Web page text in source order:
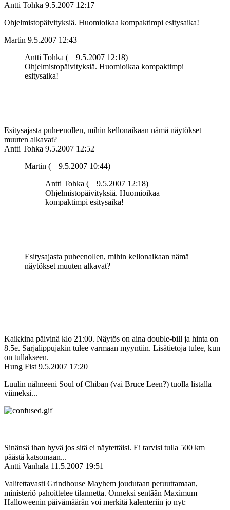
Antti Tohka 9.5.2007 12:17
Ohjelmistopäivityksiä. Huomioikaa kompaktimpi esitysaika!
Martin 9.5.2007 12:43
Antti Tohka (
9.5.2007 12:18)
Ohjelmistopäivityksiä. Huomioikaa kompaktimpi
esitysaika!
Esitysajasta puheenollen, mihin kellonaikaan nämä näytökset
muuten alkavat?
Antti Tohka 9.5.2007 12:52
Martin (
9.5.2007 10:44)
Antti Tohka (
9.5.2007 12:18)
Ohjelmistopäivityksiä. Huomioikaa
kompaktimpi esitysaika!
Esitysajasta puheenollen, mihin kellonaikaan nämä
näytökset muuten alkavat?
Kaikkina päivinä klo 21:00. Näytös on aina double-bill ja hinta on
8.5e. Sarjalippujakin tulee varmaan myyntiin. Lisätietoja tulee, kun
on tullakseen.
Hung Fist 9.5.2007 17:20
Luulin nähneeni Soul of Chiban (vai Bruce Leen?) tuolla listalla
viimeksi...
Sinänsä ihan hyvä jos sitä ei näytettäisi. Ei tarvisi tulla 500 km
päästä katsomaan...
Antti Vanhala 11.5.2007 19:51
Valitettavasti Grindhouse Mayhem joudutaan peruuttamaan,
ministeriö pahoittelee tilannetta. Onneksi sentään Maximum
Halloweenin päivämäärän voi merkitä kalenteriin jo nyt: